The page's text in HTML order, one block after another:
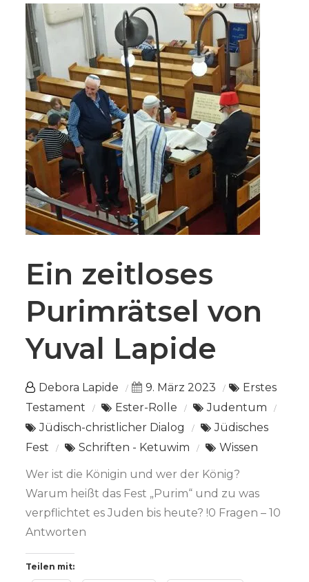
Ein zeitloses
Purimrätsel von
Yuval Lapide
Debora Lapide 9. März 2023
Erstes
Testament
Ester-Rolle
Judentum
Jüdisch-christlicher Dialog
Jüdisches
Fest
Schriften - Ketuwim Wissen
Wer ist die Königin und wer der König?
Warum heißt das Fest „Purim“ und zu was
verpflichtet es Juden bis heute? !0 Fragen – 10
Antworten
Teilen mit: